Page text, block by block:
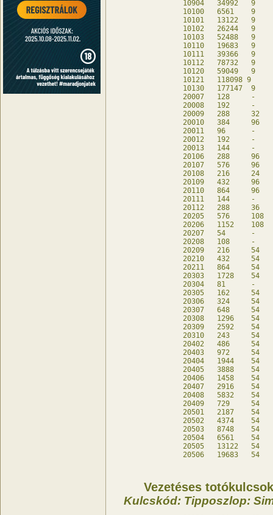
10904	34992	9	-	db
10100	6561	9	-	db
10101	13122	9	-	db
10102	26244	9	-	db
10103	52488	9	-	db
10110	19683	9	-	db
10111	39366	9	-	db
10112	78732	9	-	db
10120	59049	9	-	db
10121	118098 9	-	db
10130	177147	9	-	db
20007	128	-	128	db
20008	192	-	192	db
20009	288	32	160	db
20010	384	96	-	db
20011	96	-	96	db
20012	192	-	192	db
20013	144	-	144	db
20106	288	96	-	db
20107	576	96	-	db
20108	216	24	120	db
20109	432	96	-	db
20110	864	96	-	db
20111	144	-	144	db
20112	288	36	144	db
20205	576	108	-	db
20206	1152	108	-	db
20207	54	-	54	db
20208	108	-	108	db
20209	216	54	-	db
20210	432	54	-	db
20211	864	54	-	db
20303	1728	54	-	db
20304	81	-	81	db
20305	162	54	-	db
20306	324	54	-	db
20307	648	54	-	db
20308	1296	54	-	db
20309	2592	54	-	db
20310	243	54	-	db
20402	486	54	-	db
20403	972	54	-	db
20404	1944	54	-	db
20405	3888	54	-	db
20406	1458	54	-	db
20407	2916	54	-	db
20408	5832	54	-	db
20409	729	54	-	db
20501	2187	54	-	db
20502	4374	54	-	db
20503	8748	54	-	db
20504	6561	54	-	db
20505	13122	54	-	db
Vezetéses
Kulcskód: Tipposzlop: